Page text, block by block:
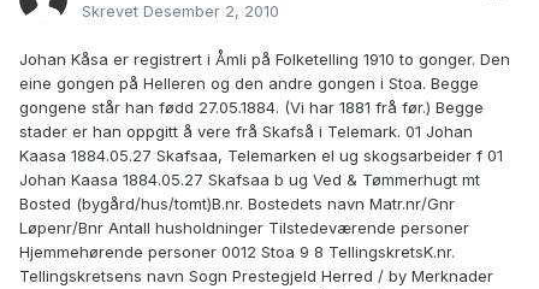
Skrevet Desember 2, 2010
Johan Kåsa er registrert i Åmli på Folketelling 1910 to gonger. Den
eine gongen på Helleren og den andre gongen i Stoa. Begge
gongene står han fødd 27.05.1884. (Vi har 1881 frå før.) Begge
stader er han oppgitt å vere frå Skafså i Telemark. 01 Johan
Kaasa 1884.05.27 Skafsaa, Telemarken el ug skogsarbeider f 01
Johan Kaasa 1884.05.27 Skafsaa b ug Ved & Tømmerhugt mt
Bosted (bygård/hus/tomt)B.nr. Bostedets navn Matr.nr/Gnr
Løpenr/Bnr Antall husholdninger Tilstedeværende personer
Hjemmehørende personer 0012 Stoa 9 8 TellingskretsK.nr.
Tellingskretsens navn Sogn Prestegjeld Herred / by Merknader